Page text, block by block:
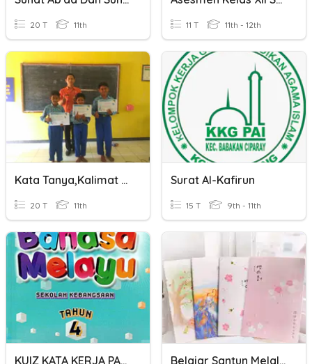
20 T 11th 11 T 11th - 12th
Kata Tanya,Kalimat Efektif, Kata Baku Dan Tidak Baku
20 T 11th
Surat Al-Kafirun
15 T 9th - 11th
KUIZ KATA KERJA PASIF Belajar Santun Melalui Surat